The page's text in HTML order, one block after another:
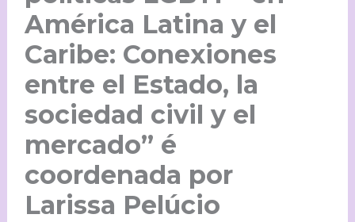
América Latina y el
Caribe: Conexiones
entre el Estado, la
sociedad civil y el
mercado” é
coordenada por
Larissa Pelúcio